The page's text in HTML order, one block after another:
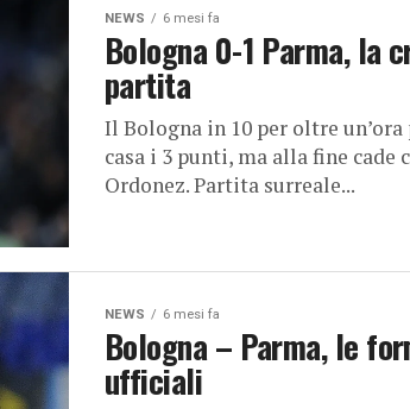
NEWS 6 mesi fa
Bologna 0-1 Parma, la
partita
Il Bologna in 10 per oltre
casa i 3 punti, ma alla fine cade
Ordonez. Partita surreale...
NEWS 6 mesi fa
Bologna – Parma, le
ufficiali